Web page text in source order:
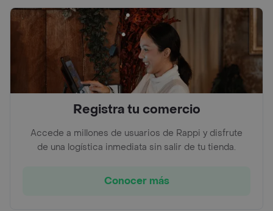
Registra tu comercio
Accede a millones de usuarios de Rappi y disfrute
de una logística inmediata sin salir de tu tienda.
Conocer más